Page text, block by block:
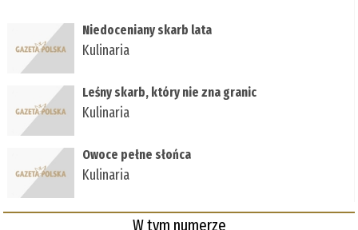
Niedoceniany skarb lata
Kulinaria
Leśny skarb, który nie zna granic
Kulinaria
Owoce pełne słońca
Kulinaria
W tym numerze